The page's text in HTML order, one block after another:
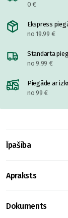
0 €
Ekspress
no 19.99 €
Standarta
no 9.99 €
Piegāde ar
no 99 €
Īpašība
Apraksts
Dokuments